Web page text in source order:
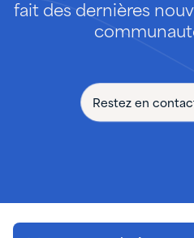
fait des dernières
Restez en